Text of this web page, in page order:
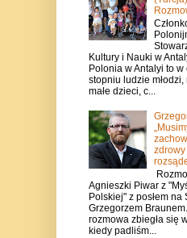
Kultury i Nauki w
Polonia w Antalyi to w
stopniu ludzie młodzi,
małe dzieci, c...
zdrowy
Agnieszki Piwar z
Polskiej" z posłem na
Grzegorzem
rozmowa zbiegła się
kiedy padliśm...